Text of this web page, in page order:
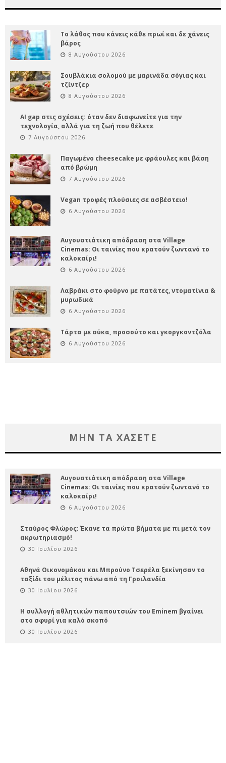
Το λάθος που κάνεις κάθε πρωί και δε χάνεις
βάρος
8 Αυγούστου 2026
Σουβλάκια σολομού με μαρινάδα σόγιας και
τζίντζερ
8 Αυγούστου 2026
AI gap στις σχέσεις: όταν δεν διαφωνείτε για την
τεχνολογία, αλλά για τη ζωή που θέλετε
7 Αυγούστου 2026
Παγωμένο cheesecake με φράουλες και βάση
από βρώμη
7 Αυγούστου 2026
Vegan τροφές πλούσιες σε ασβέστειο!
6 Αυγούστου 2026
Αυγουστιάτικη απόδραση στα Village
Cinemas: Οι ταινίες που κρατούν ζωντανό το
καλοκαίρι!
6 Αυγούστου 2026
Λαβράκι στο φούρνο με πατάτες, ντοματίνια &
μυρωδικά
6 Αυγούστου 2026
Τάρτα με σύκα, προσούτο και γκοργκοντζόλα
6 Αυγούστου 2026
ΜΗΝ ΤΑ ΧΑΣΕΤΕ
Αυγουστιάτικη απόδραση στα Village
Cinemas: Οι ταινίες που κρατούν ζωντανό το
καλοκαίρι!
6 Αυγούστου 2026
Σταύρος Φλώρος: Έκανε τα πρώτα βήματα με πι μετά τον
ακρωτηριασμό!
30 Ιουλίου 2026
Αθηνά Οικονομάκου και Μπρούνο Τσερέλα ξεκίνησαν το
ταξίδι του μέλιτος πάνω από τη Γροιλανδία
30 Ιουλίου 2026
Η συλλογή αθλητικών παπουτσιών του Eminem βγαίνει
στο σφυρί για καλό σκοπό
30 Ιουλίου 2026